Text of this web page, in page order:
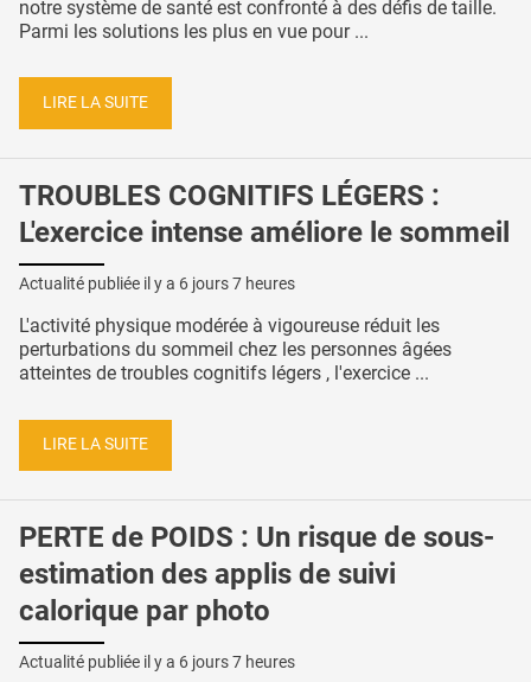
notre système de santé est confronté à des défis de taille.
Parmi les solutions les plus en vue pour ...
LIRE LA SUITE
TROUBLES COGNITIFS LÉGERS :
L'exercice intense améliore le sommeil
Actualité publiée il y a 6 jours 7 heures
L'activité physique modérée à vigoureuse réduit les
perturbations du sommeil chez les personnes âgées
atteintes de troubles cognitifs légers , l'exercice ...
LIRE LA SUITE
PERTE de POIDS : Un risque de sous-
estimation des applis de suivi
calorique par photo
Actualité publiée il y a 6 jours 7 heures